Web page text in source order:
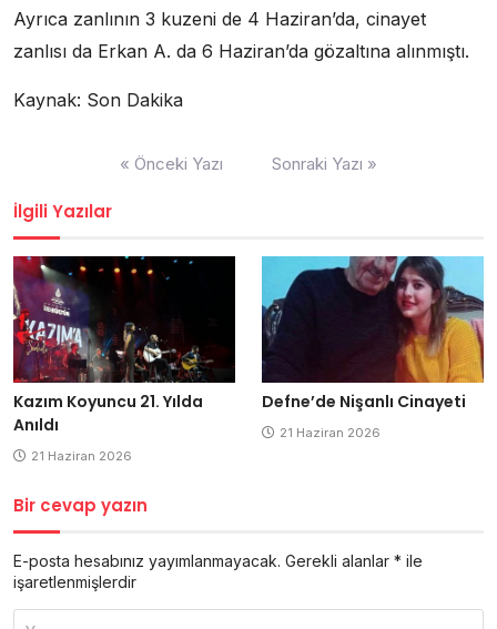
Ayrıca zanlının 3 kuzeni de 4 Haziran’da, cinayet
zanlısı da Erkan A. da 6 Haziran’da gözaltına alınmıştı.
Kaynak: Son Dakika
« Önceki Yazı Sonraki Yazı »
İlgili Yazılar
Kazım Koyuncu 21. Yılda
Anıldı
21 Haziran 2026
Defne’de Nişanlı Cinayeti
21 Haziran 2026
Bir cevap yazın
E-posta hesabınız yayımlanmayacak. Gerekli alanlar * ile
işaretlenmişlerdir